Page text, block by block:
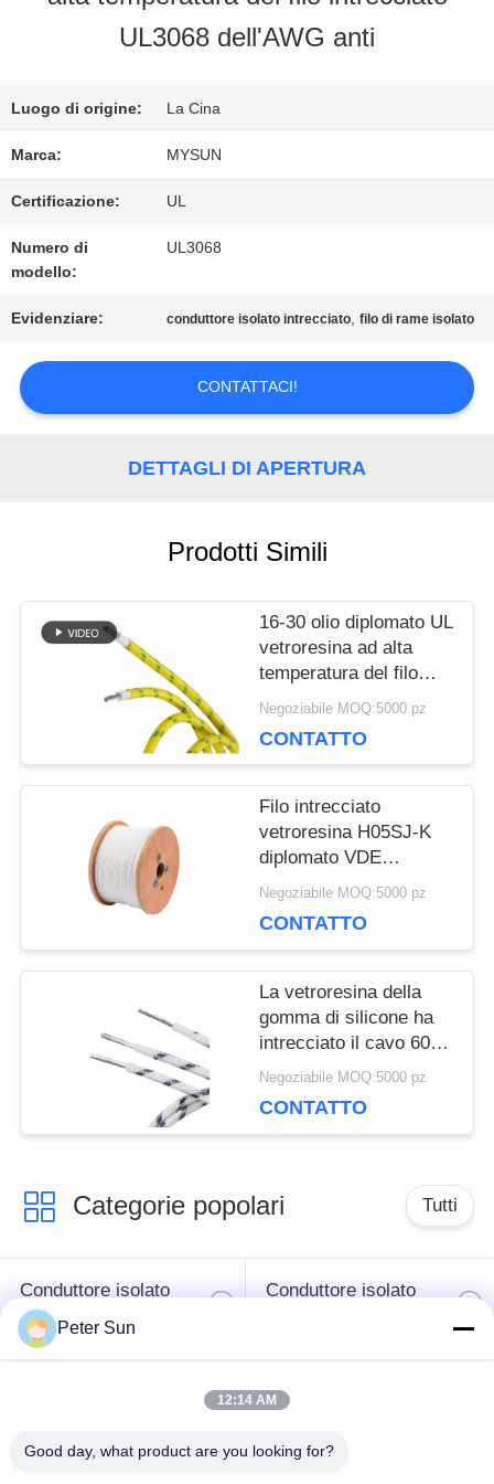
FABBRICA
CONTROLLO
DI
QUALITÀ
RICHIEDA
UNA
CITAZIONE
DEL
SITO
POLICY
UL3068 dell'AWG anti
Luogo di origine: La Cina
Marca: MYSUN
Certificazione: UL
Numero di
modello:
UL3068
Evidenziare: conduttore isolato intrecciato,filo di rame isolato
CONTATTACI!
DETTAGLI DI APERTURA
Prodotti Simili
16-30 olio diplomato UL
vetroresina ad alta
temperatura del filo
intrecciato UL3068
Negoziabile MOQ:5000 pz
CONTATTO
Filo intrecciato
vetroresina H05SJ-K
diplomato VDE
termoresistente
silicone
Negoziabile MOQ:5000 pz
CONTATTO
La vetroresina della
gomma di silicone ha
intrecciato il cavo 600V
resistente ad alta
UL3071
Negoziabile MOQ:5000 pz
CONTATTO
Categorie popolari Tutti
Conduttore isolato
flessibile
Conduttore isolato
Cavo della batteria
Peter Sun
12:14 AM
Good day, what product are you looking for?